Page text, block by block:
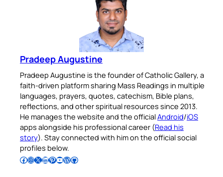
Pradeep Augustine
Pradeep Augustine is the founder of Catholic Gallery, a
faith-driven platform sharing Mass Readings in multiple
languages, prayers, quotes, catechism, Bible plans,
reflections, and other spiritual resources since 2013.
He manages the website and the officialAndroid/iOS
apps alongside his professional career (Read his
story). Stay connected with him on the official social
profiles below.
Follow Pradeep on Facebook Follow Pradeep on InstagramFollow Pradeep on X Follow Pradeep on LinkedIn Follow Pradeep on Pinterest Subscribe to Pradeep’s Youtube Channel Follow Pradeep on WordPress Follow Pradeep on GitHub